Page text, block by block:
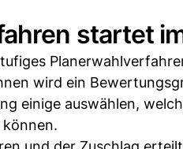
startet
wird ein
einige auswählen,